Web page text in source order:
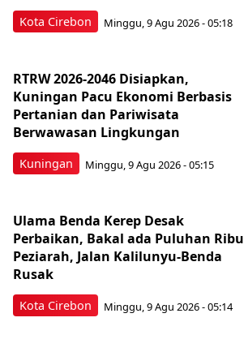
Kota Cirebon Minggu, 9 Agu 2026 - 05:18
Kuningan
RTRW 2026-2046 Disiapkan,
Kuningan Pacu Ekonomi Berbasis
Pertanian dan Pariwisata
Berwawasan Lingkungan
Minggu, 9 Agu 2026 - 05:15
Kota Cirebon
Ulama Benda Kerep Desak
Perbaikan, Bakal ada Puluhan Ribu
Peziarah, Jalan Kalilunyu-Benda
Rusak
Minggu, 9 Agu 2026 - 05:14